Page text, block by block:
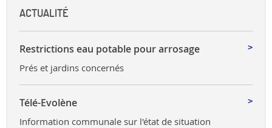
ACTUALITÉ
Restrictions eau potable pour arrosage
Prés et jardins concernés
Télé-Evolène
Information communale sur l'état de situation